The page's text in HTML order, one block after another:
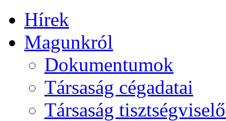
Hírek
Magunkról
Dokumentumok
Társaság cégadatai
Társaság